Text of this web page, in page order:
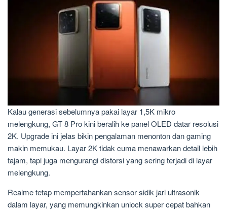
Kalau generasi sebelumnya pakai layar 1,5K mikro
melengkung, GT 8 Pro kini beralih ke panel OLED datar resolusi
2K. Upgrade ini jelas bikin pengalaman menonton dan gaming
makin memukau. Layar 2K tidak cuma menawarkan detail lebih
tajam, tapi juga mengurangi distorsi yang sering terjadi di layar
melengkung.
Realme tetap mempertahankan sensor sidik jari ultrasonik
dalam layar, yang memungkinkan unlock super cepat bahkan